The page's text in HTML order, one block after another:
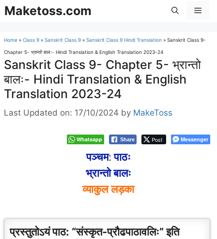
Skip
toMaketoss.com
Home » Class 9 » Sanskrit Class 9 » Sanskrit Class 9 Hindi Translation » Sanskrit Class 9-
Chapter 5- भ्रान्तो बालः- Hindi Translation & English Translation 2023-24
Sanskrit Class 9- Chapter 5- भ्रान्तो
बालः- Hindi Translation & English
Translation 2023-24
Last Updated on: 17/10/2024 by MakeToss
Whatsapp Share Post Messenger
पञ्चम:पाठः
भ्रान्तो बालः
व्याकुल लड़का
प्रस्तुतोऽयं पाठ: “संस्कृत-प्रौढपाठावलिः” इति